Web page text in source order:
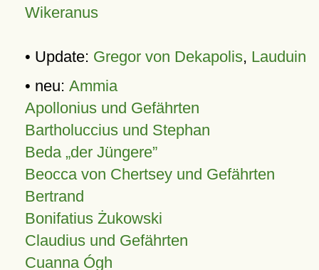
Wikeranus
• Update: Gregor von Dekapolis, Lauduin
• neu: Ammia
Apollonius und Gefährten
Bartholuccius und Stephan
Beda „der Jüngere”
Beocca von Chertsey und Gefährten
Bertrand
Bonifatius Żukowski
Claudius und Gefährten
Cuanna Ógh